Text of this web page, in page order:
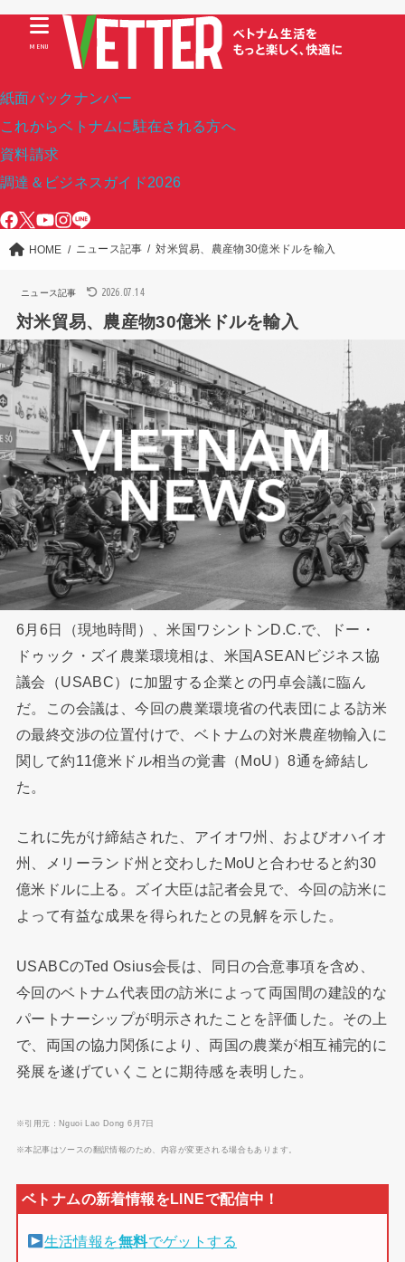
紙面バックナンバー
これからベトナムに駐在される方へ
資料請求
調達＆ビジネスガイド2026
MENU
HOME ニュース記事 対米貿易、農産物30億米ドルを輸入
ニュース記事 2026.07.14
対米貿易、農産物30億米ドルを輸入
6月6日（現地時間）、米国ワシントンD.C.で、ドー・
ドゥック・ズイ農業環境相は、米国ASEANビジネス協
議会（USABC）に加盟する企業との円卓会議に臨ん
だ。この会議は、今回の農業環境省の代表団による訪米
の最終交渉の位置付けで、ベトナムの対米農産物輸入に
関して約11億米ドル相当の覚書（MoU）8通を締結し
た。
これに先がけ締結された、アイオワ州、およびオハイオ
州、メリーランド州と交わしたMoUと合わせると約30
億米ドルに上る。ズイ大臣は記者会見で、今回の訪米に
よって有益な成果を得られたとの見解を示した。
USABCのTed Osius会長は、同日の合意事項を含め、
今回のベトナム代表団の訪米によって両国間の建設的な
パートナーシップが明示されたことを評価した。その上
で、両国の協力関係により、両国の農業が相互補完的に
発展を遂げていくことに期待感を表明した。
※引用元：Nguoi Lao Dong 6月7日
※本記事はソースの翻訳情報のため、内容が変更される場合もあります。
生活情報を無料でゲットする